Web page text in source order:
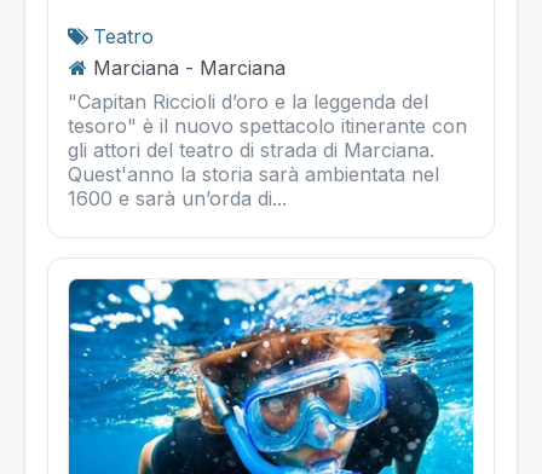
Teatro
Marciana - Marciana
"Capitan Riccioli d’oro e la leggenda del
tesoro" è il nuovo spettacolo itinerante con
gli attori del teatro di strada di Marciana.
Quest'anno la storia sarà ambientata nel
1600 e sarà un’orda di...